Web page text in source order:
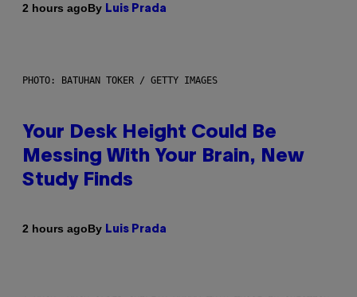
2 hours agoBy Luis Prada
PHOTO: BATUHAN TOKER / GETTY IMAGES
Your Desk Height Could Be
Messing With Your Brain, New
Study Finds
2 hours agoBy Luis Prada